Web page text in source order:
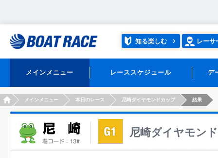
知る楽しむ レーサ
メインメニュー レーススケジュール デ
HOMEメインメニュー 本日のレース 尼崎ダイヤモンドカップ 結果
尼崎ダイヤモン